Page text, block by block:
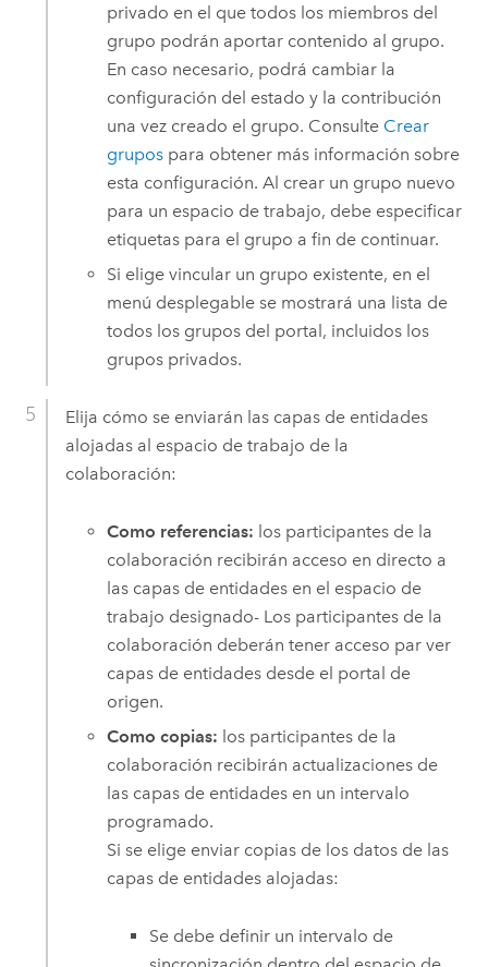
privado en el que todos los miembros del
grupo podrán aportar contenido al grupo.
En caso necesario, podrá cambiar la
configuración del estado y la contribución
una vez creado el grupo. Consulte Crear
grupos para obtener más información sobre
esta configuración. Al crear un grupo nuevo
para un espacio de trabajo, debe especificar
etiquetas para el grupo a fin de continuar.
Si elige vincular un grupo existente, en el
menú desplegable se mostrará una lista de
todos los grupos del portal, incluidos los
grupos privados.
Elija cómo se enviarán las capas de entidades
alojadas al espacio de trabajo de la
colaboración:
Como referencias: los participantes de la
colaboración recibirán acceso en directo a
las capas de entidades en el espacio de
trabajo designado- Los participantes de la
colaboración deberán tener acceso par ver
capas de entidades desde el portal de
origen.
Como copias: los participantes de la
colaboración recibirán actualizaciones de
las capas de entidades en un intervalo
programado.
Si se elige enviar copias de los datos de las
capas de entidades alojadas:
Se debe definir un intervalo de